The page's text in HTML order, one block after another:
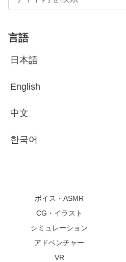
言語
日本語
English
中文
한국어
ボイス・ASMR
CG・イラスト
シミュレーション
アドベンチャー
VR